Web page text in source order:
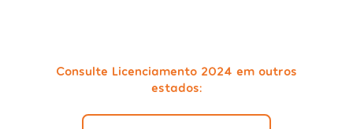
Consulte Licenciamento 2024 em outros
estados: